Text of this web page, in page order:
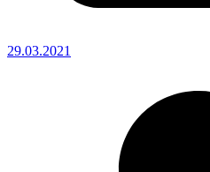
29.03.2021